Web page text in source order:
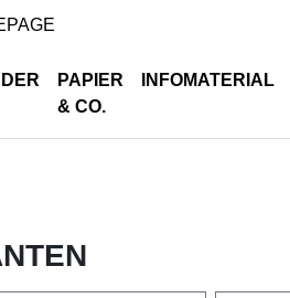
PAPIER
& CO.
INFOMATERIAL